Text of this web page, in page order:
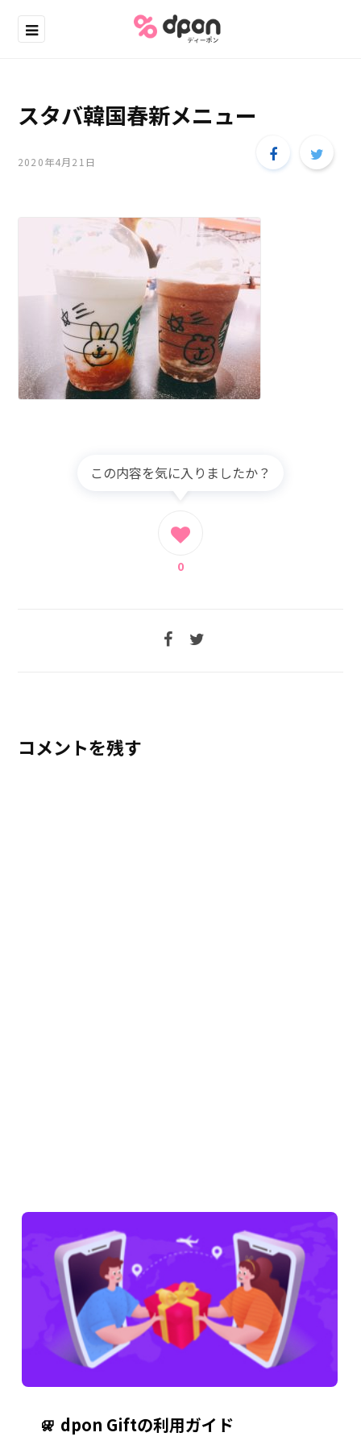
スタバ韓国春新メニュー
2020年4月21日
この内容を気に入りましたか？
0
コメントを残す
dpon Giftの利用ガイド